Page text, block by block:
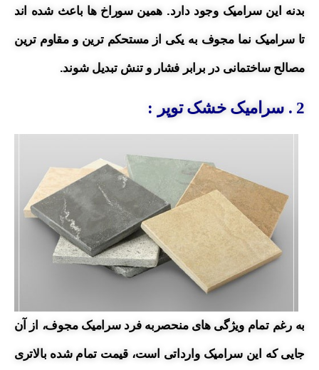
بدنه این سرامیک وجود دارد. همین سوراخ ها باعث شده اند
تا سرامیک نما مجوف به یکی از مستحکم ترین و مقاوم ترین
مصالح ساختمانی در برابر فشار و تنش تبدیل شوند.
2 . سرامیک خشک توپر :
به رغم تمام ویژگی های منحصربه فرد سرامیک مجوف، از آن
جایی که این سرامیک وارداتی است، قیمت تمام شده بالاتری